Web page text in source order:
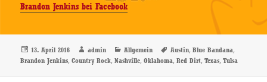
Brandon Jenkins bei Facebook
Veröffentlicht
am
13. April 2016 Autor
admin Kategorien
Allgemein Schlagwörter
Austin,Blue Bandana,
Brandon Jenkins,Country Rock,Nashville,Oklahoma,Red Dirt,Texas,Tulsa